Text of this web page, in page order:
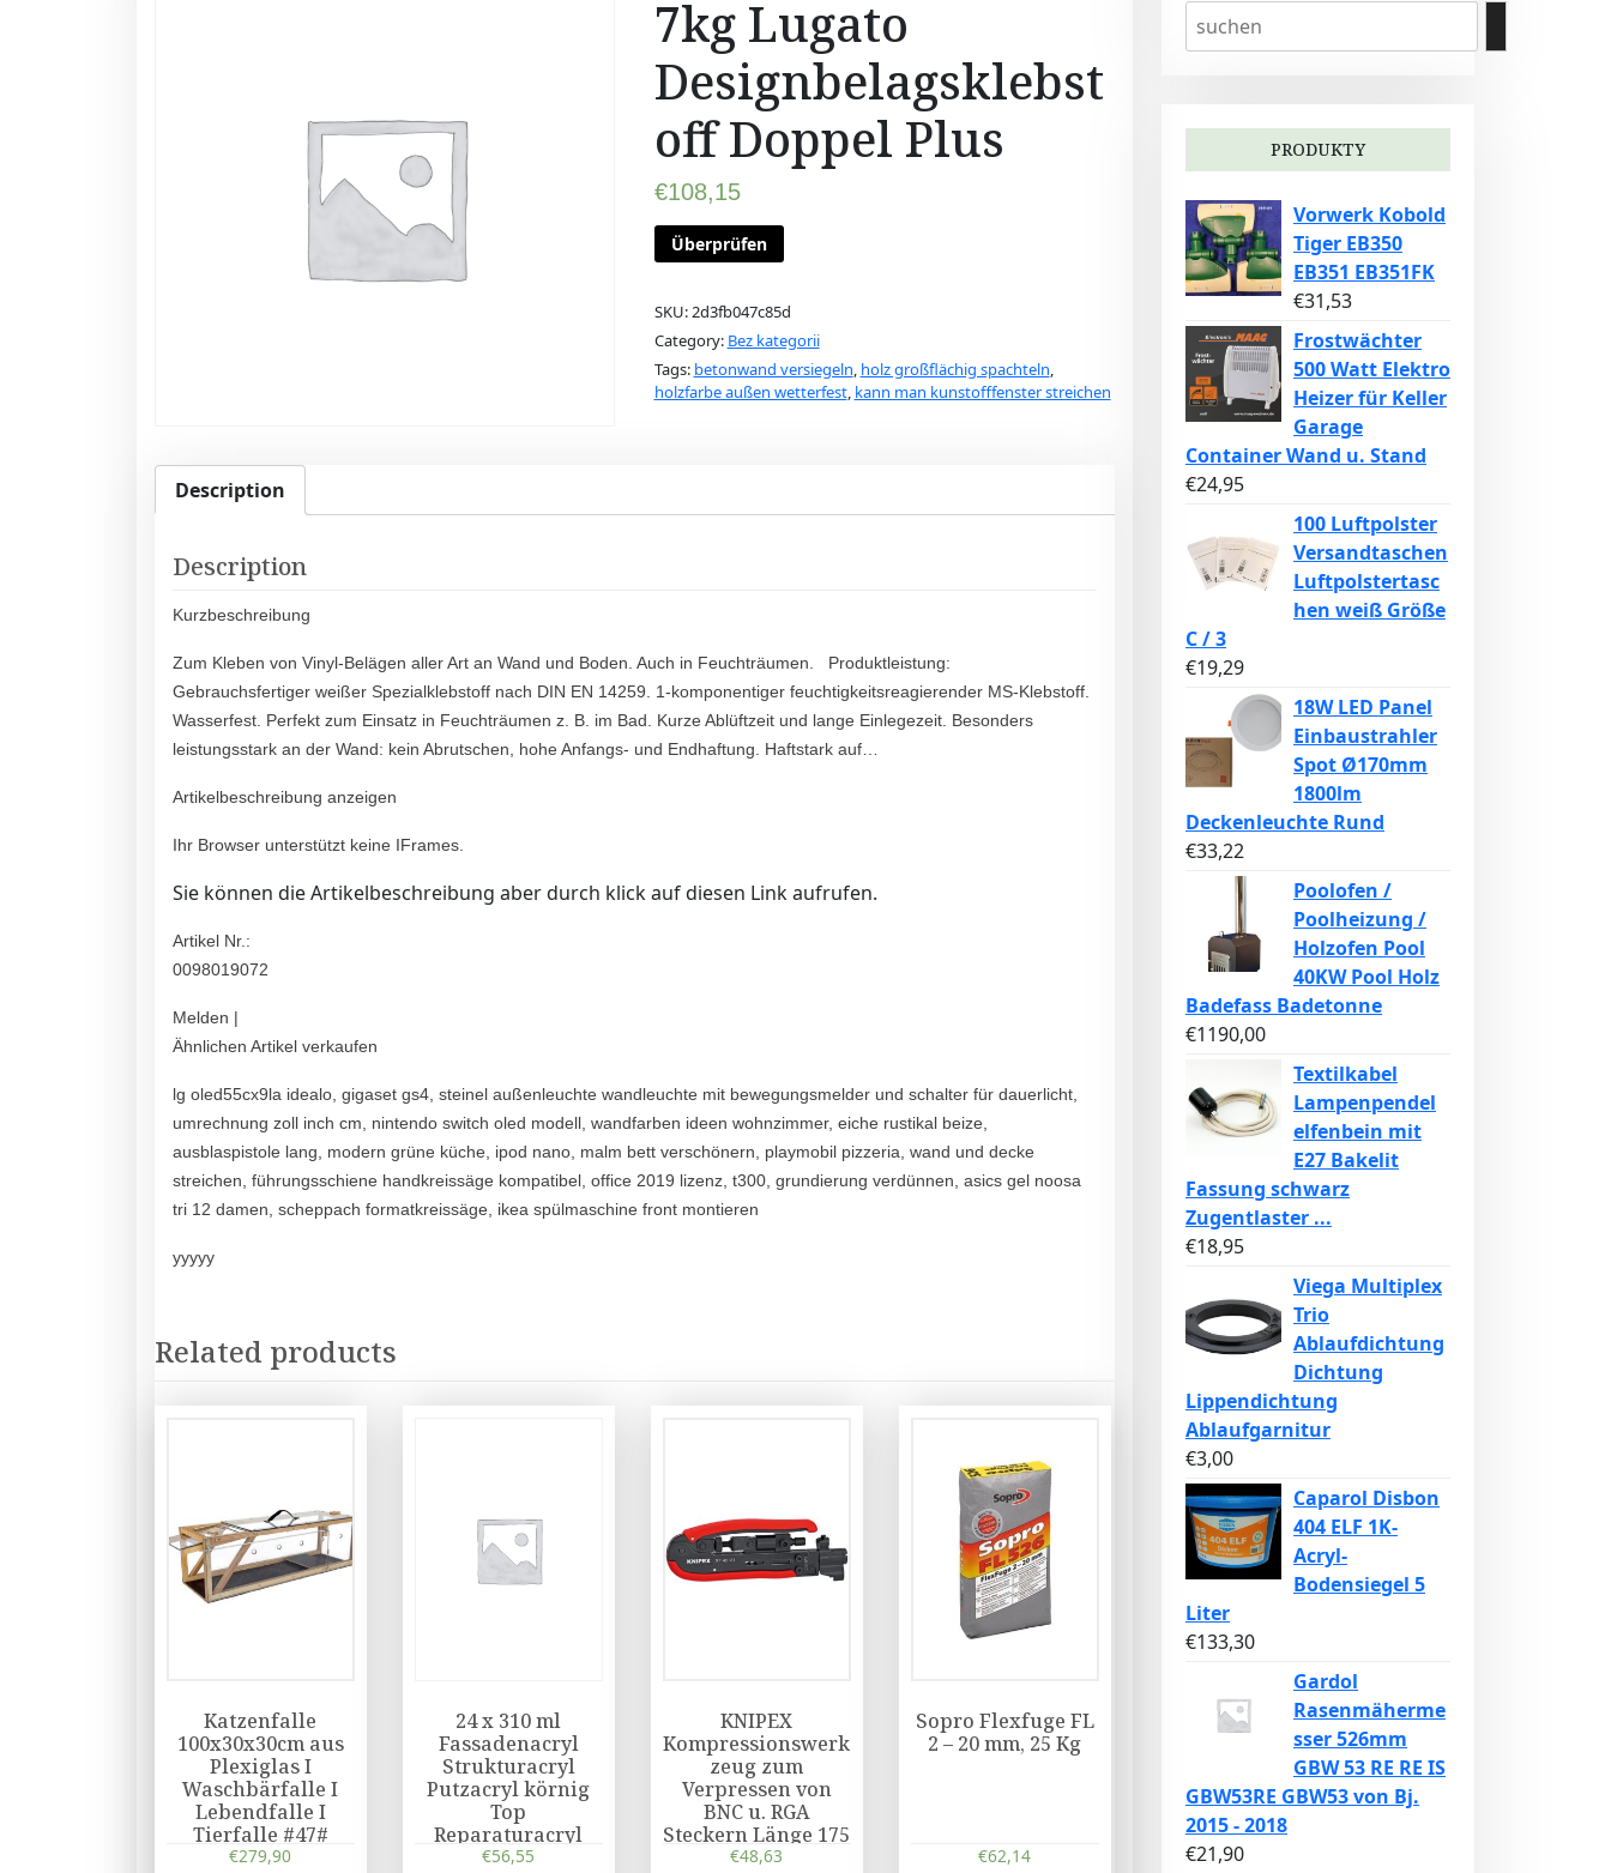
7kg Lugato
Designbelagsklebst
off Doppel Plus
€108,15
Überprüfen
SKU:2d3fb047c85d
Category: Bez kategorii
Tags: betonwand versiegeln, holz großflächig spachteln,
holzfarbe außen wetterfest, kann man kunstofffenster streichen
Description
Description
Kurzbeschreibung
Zum Kleben von Vinyl-Belägen aller Art an Wand und Boden. Auch in Feuchträumen. Produktleistung:
Gebrauchsfertiger weißer Spezialklebstoff nach DIN EN 14259. 1-komponentiger feuchtigkeitsreagierender MS-Klebstoff.
Wasserfest. Perfekt zum Einsatz in Feuchträumen z. B. im Bad. Kurze Ablüftzeit und lange Einlegezeit. Besonders
leistungsstark an der Wand: kein Abrutschen, hohe Anfangs- und Endhaftung. Haftstark auf…
Artikelbeschreibung anzeigen
Ihr Browser unterstützt keine IFrames.
Sie können die Artikelbeschreibung aber durch klick auf diesen Link aufrufen.
Artikel Nr.:
0098019072
Melden |
Ähnlichen Artikel verkaufen
lg oled55cx9la idealo, gigaset gs4, steinel außenleuchte wandleuchte mit bewegungsmelder und schalter für dauerlicht,
umrechnung zoll inch cm, nintendo switch oled modell, wandfarben ideen wohnzimmer, eiche rustikal beize,
ausblaspistole lang, modern grüne küche, ipod nano, malm bett verschönern, playmobil pizzeria, wand und decke
streichen, führungsschiene handkreissäge kompatibel, office 2019 lizenz, t300, grundierung verdünnen, asics gel noosa
tri 12 damen, scheppach formatkreissäge, ikea spülmaschine front montieren
yyyyy
Related products
Katzenfalle
100x30x30cm aus
Plexiglas I
Waschbärfalle I
Lebendfalle I
Tierfalle #47#
€279,90
24 x 310 ml
Fassadenacryl
Strukturacryl
Putzacryl körnig
Top
Reparaturacryl
Acryl
€56,55
KNIPEX
Kompressionswerk
zeug zum
Verpressen von
BNC u. RGA
Steckern Länge 175
mm
€48,63
Sopro Flexfuge FL
2 – 20 mm, 25 Kg
€62,14
PRODUKTY
Vorwerk Kobold
Tiger EB350
EB351 EB351FK
€31,53
Frostwächter
500 Watt Elektro
Heizer für Keller
Garage
Container Wand u. Stand
€24,95
100 Luftpolster
Versandtaschen
Luftpolstertasc
hen weiß Größe
C / 3
€19,29
18W LED Panel
Einbaustrahler
Spot Ø170mm
1800lm
Deckenleuchte Rund
€33,22
Poolofen /
Poolheizung /
Holzofen Pool
40KW Pool Holz
Badefass Badetonne
€1190,00
Textilkabel
Lampenpendel
elfenbein mit
E27 Bakelit
Fassung schwarz
Zugentlaster ...
€18,95
Viega Multiplex
Trio
Ablaufdichtung
Dichtung
Lippendichtung
Ablaufgarnitur
€3,00
Caparol Disbon
404 ELF 1K-
Acryl-
Bodensiegel 5
Liter
€133,30
Gardol
Rasenmäherme
sser 526mm
GBW 53 RE RE IS
GBW53RE GBW53 von Bj.
2015 - 2018
€21,90